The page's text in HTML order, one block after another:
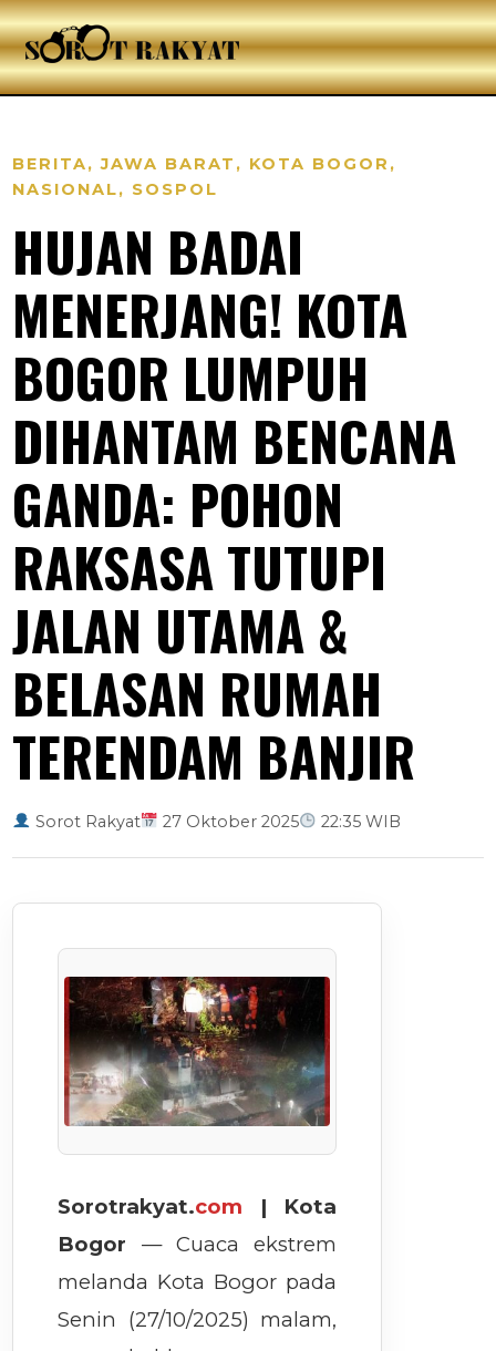
BERITA,JAWA BARAT , KOTA BOGOR ,
NASIONAL, SOSPOL
HUJAN BADAI
MENERJANG! KOTA
BOGOR LUMPUH
DIHANTAM BENCANA
GANDA: POHON
RAKSASA TUTUPI
JALAN UTAMA &
BELASAN RUMAH
TERENDAM BANJIR
Sorot Rakyat 27 Oktober 2025 22:35 WIB
Sorotrakyat.com | Kota
Bogor — Cuaca ekstrem
melanda Kota Bogor pada
Senin (27/10/2025) malam,